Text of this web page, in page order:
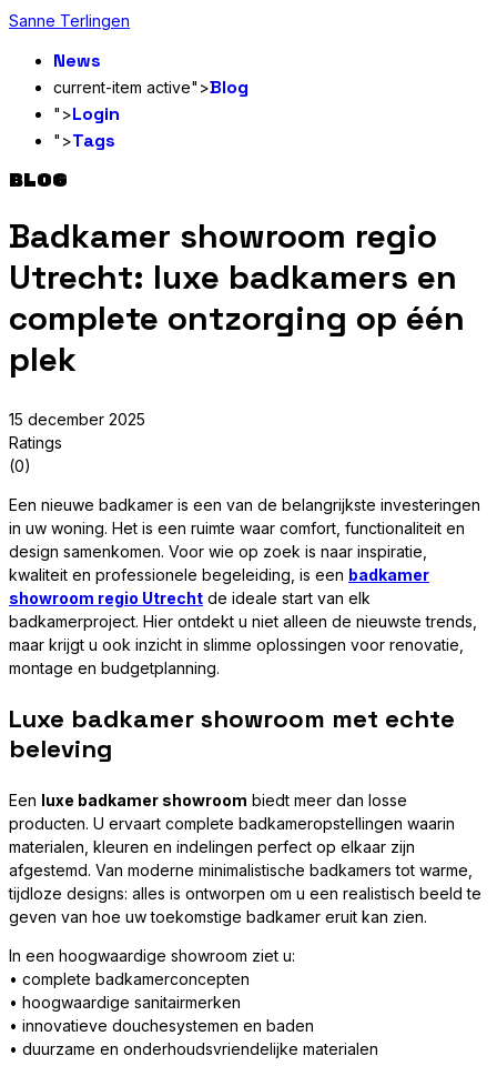
Sanne Terlingen
News
current-item active">Blog
">Login
">Tags
BLOG
Badkamer showroom regio
Utrecht: luxe badkamers en
complete ontzorging op één
plek
15 december 2025
Ratings
(0)
Een nieuwe badkamer is een van de belangrijkste investeringen
in uw woning. Het is een ruimte waar comfort, functionaliteit en
design samenkomen. Voor wie op zoek is naar inspiratie,
kwaliteit en professionele begeleiding, is een badkamer
showroom regio Utrecht de ideale start van elk
badkamerproject. Hier ontdekt u niet alleen de nieuwste trends,
maar krijgt u ook inzicht in slimme oplossingen voor renovatie,
montage en budgetplanning.
Luxe badkamer showroom met echte
beleving
Een luxe badkamer showroom biedt meer dan losse
producten. U ervaart complete badkameropstellingen waarin
materialen, kleuren en indelingen perfect op elkaar zijn
afgestemd. Van moderne minimalistische badkamers tot warme,
tijdloze designs: alles is ontworpen om u een realistisch beeld te
geven van hoe uw toekomstige badkamer eruit kan zien.
In een hoogwaardige showroom ziet u:
• complete badkamerconcepten
• hoogwaardige sanitairmerken
• innovatieve douchesystemen en baden
• duurzame en onderhoudsvriendelijke materialen